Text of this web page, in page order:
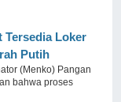
Tersedia Loker
Putih
(Menko) Pangan
bahwa proses